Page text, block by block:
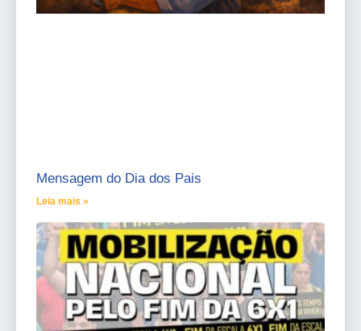
Mensagem do Dia dos Pais
Leia mais »